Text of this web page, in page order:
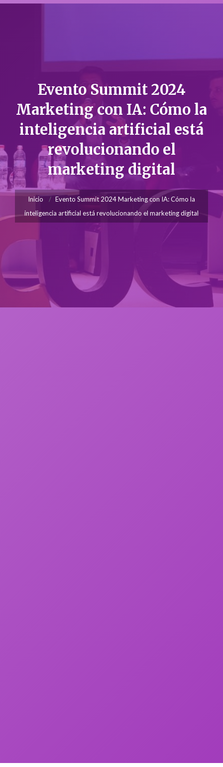
Evento Summit 2024
Marketing con IA: Cómo la
inteligencia artificial está
revolucionando el
marketing digital
Inicio
Evento Summit 2024 Marketing con IA: Cómo la
inteligencia artificial está revolucionando el marketing digital